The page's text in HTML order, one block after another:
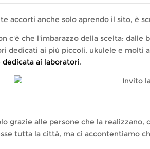
accorti anche solo aprendo il sito, è
c'è che l'imbarazzo della scelta: dalle
dedicati ai più piccoli, ukulele e molti
dedicata ai laboratori.
grazie alle persone che la
tutta la città, ma ci accontentiamo